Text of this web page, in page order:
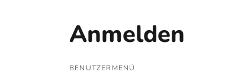
Anmelden
BENUTZERMENÜ